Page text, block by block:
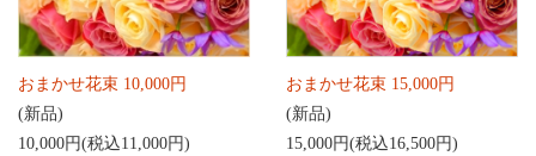
おまかせ花束 10,000円
(新品)
10,000円(税込11,000円)
おまかせ花束 15,000円
(新品)
15,000円(税込16,500円)